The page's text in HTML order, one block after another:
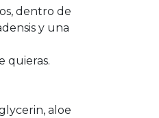
dentro de
y una
quieras.
aloe